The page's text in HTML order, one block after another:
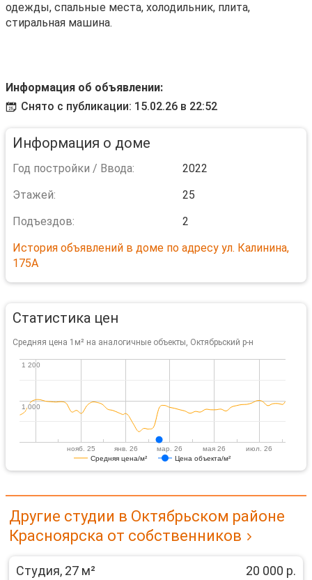
одежды, спальные места, холодильник, плита,
стиральная машина.
Информация об объявлении:
Снято с публикации: 15.02.26 в 22:52
Информация о доме
Год постройки / Ввода:
2022
Этажей:
25
Подъездов:
2
История объявлений в доме по адресу ул. Калинина,
175А
Статистика цен
Средняя цена 1м² на аналогичные объекты, Октябрьский р-н
Средняя цена/м² Цена объекта/м²
нояб. 25 янв. 26 мар. 26 мая 26 июл. 26
1 000
1 000
1 200
1 200
Другие студии в Октябрьском районе
Красноярска от собственников
Студия, 27 м² 20 000 р.